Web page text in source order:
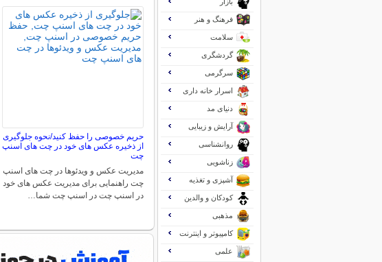
حریم خصوصی را حفظ کنید/نحوه جلوگیری
از ذخیره عکس های خود در چت های اسنپ
چت
مدیریت عکس و ویدئوها در چت های اسنپ
چت راهنمایی برای مدیریت عکس های خود
در اسنپ چت در اسنپ چت شما…
فرهنگ و هنر
سلامت
گردشگری
سرگرمی
اسرار خانه داری
دنیای مد
آرایش و زیبایی
روانشناسی
زناشویی
آشپزی و تغذیه
کودکان و والدین
مذهبی
کامپیوتر و اینترنت
علمی